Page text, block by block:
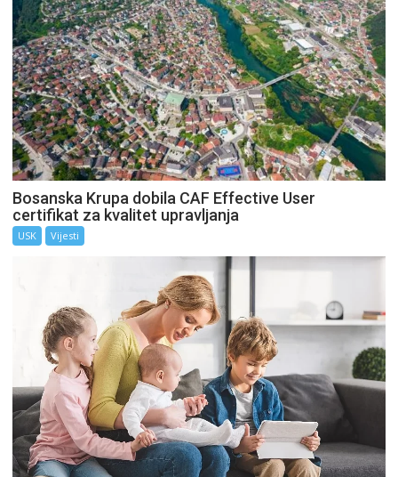
Bosanska Krupa dobila CAF Effective User
certifikat za kvalitet upravljanja
USK Vijesti